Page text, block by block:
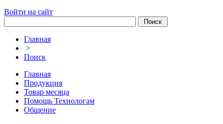
Войти на сайт
Главная
>
Поиск
Главная
Продукция
Товар месяца
Помощь Технологам
Общение